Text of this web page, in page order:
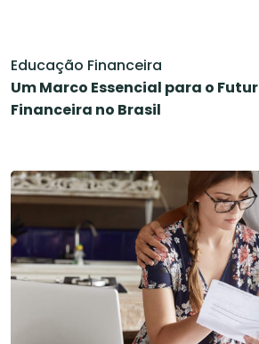
Educação Financeira
Um Marco Essencial para o
Financeira no Brasil